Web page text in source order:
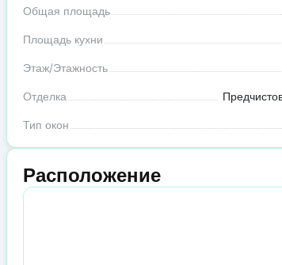
Общая площадь
Площадь кухни
Этаж/Этажность
Отделка
Тип окон
Расположение